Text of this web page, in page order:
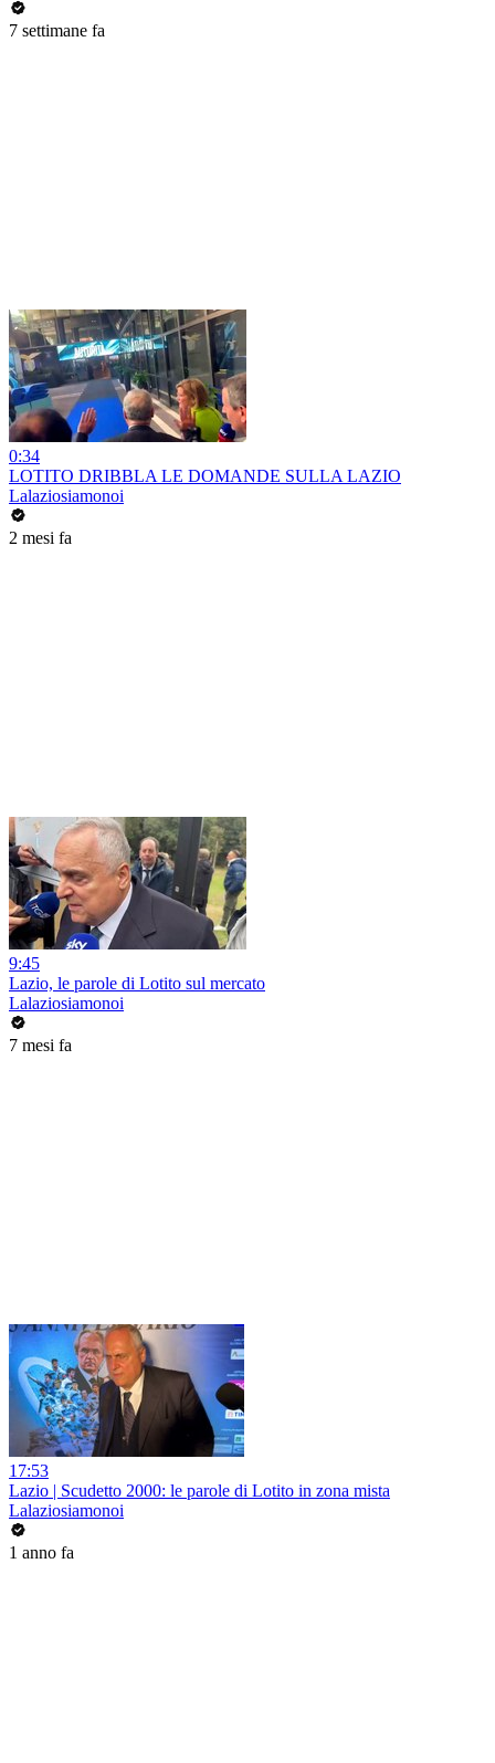
7 settimane fa
0:34
LOTITO DRIBBLA LE DOMANDE SULLA LAZIO
Lalaziosiamonoi
2 mesi fa
9:45
Lazio, le parole di Lotito sul mercato
Lalaziosiamonoi
7 mesi fa
17:53
Lazio | Scudetto 2000: le parole di Lotito in zona mista
Lalaziosiamonoi
1 anno fa